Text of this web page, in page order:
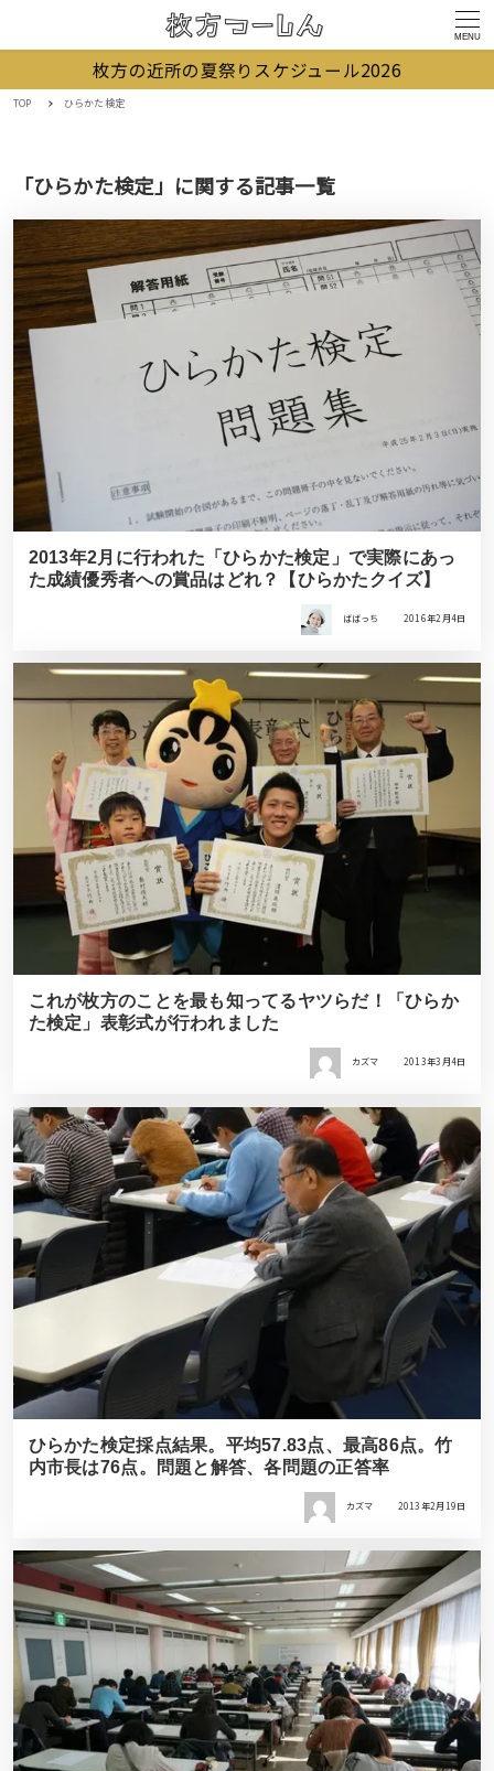
MENU
枚方の近所の夏祭りスケジュール2026
TOP ひらかた検定
「ひらかた検定」に関する記事一覧
2013年2月に行われた「ひらかた検定」で実際にあっ
た成績優秀者への賞品はどれ？【ひらかたクイズ】
ばばっち 2016年2月4日
これが枚方のことを最も知ってるヤツらだ！「ひらか
た検定」表彰式が行われました
カズマ 2013年3月4日
ひらかた検定採点結果。平均57.83点、最高86点。竹
内市長は76点。問題と解答、各問題の正答率
カズマ 2013年2月19日